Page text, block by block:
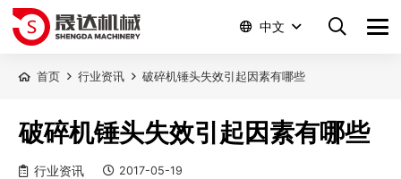
中文
首页 行业资讯 破碎机锤头失效引起因素有哪些
破碎机锤头失效引起因素有哪些
行业资讯 2017-05-19